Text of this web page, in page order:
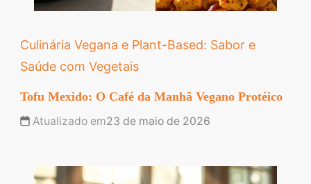
Culinária Vegana e Plant-Based: Sabor e
Saúde com Vegetais
Tofu Mexido: O Café da Manhã Vegano Protéico
Atualizado em23 de maio de 2026